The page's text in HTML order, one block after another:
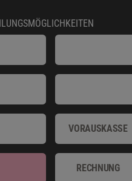
VORAUSKASSE
RECHNUNG